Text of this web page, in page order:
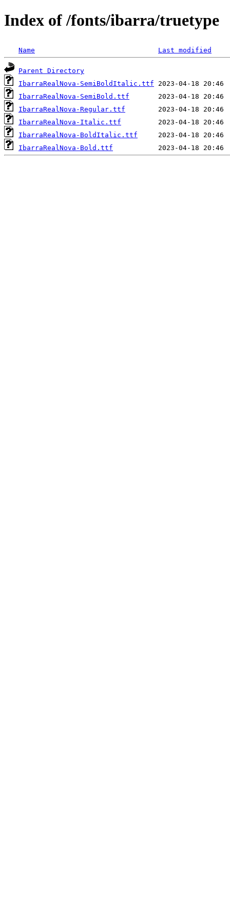
Index of /fonts/ibarra/truetype
Name Last modified
Parent Directory
IbarraRealNova-SemiBoldItalic.ttf
IbarraRealNova-SemiBold.ttf
IbarraRealNova-Regular.ttf
IbarraRealNova-Italic.ttf
IbarraRealNova-BoldItalic.ttf
IbarraRealNova-Bold.ttf